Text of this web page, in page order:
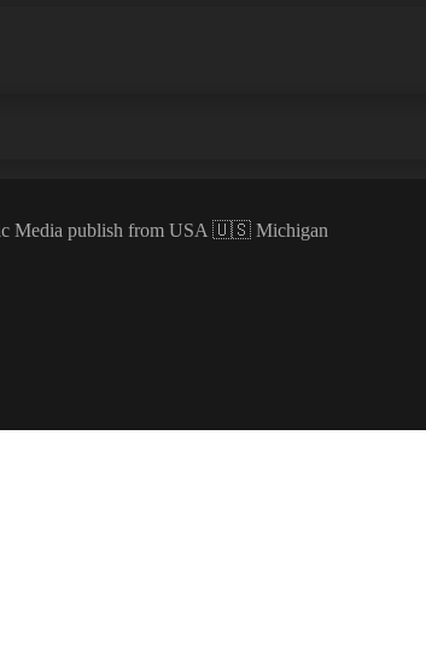
Media publish from USA 🇺🇸 Michigan